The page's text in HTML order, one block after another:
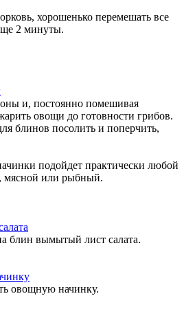
хорошенько перемешать все
2 минуты.
и, постоянно помешивая
овощи до готовности грибов.
блинов посолить и поперчить,
подойдет практически любой
мясной или рыбный.
блин вымытый лист салата.
овощную начинку.